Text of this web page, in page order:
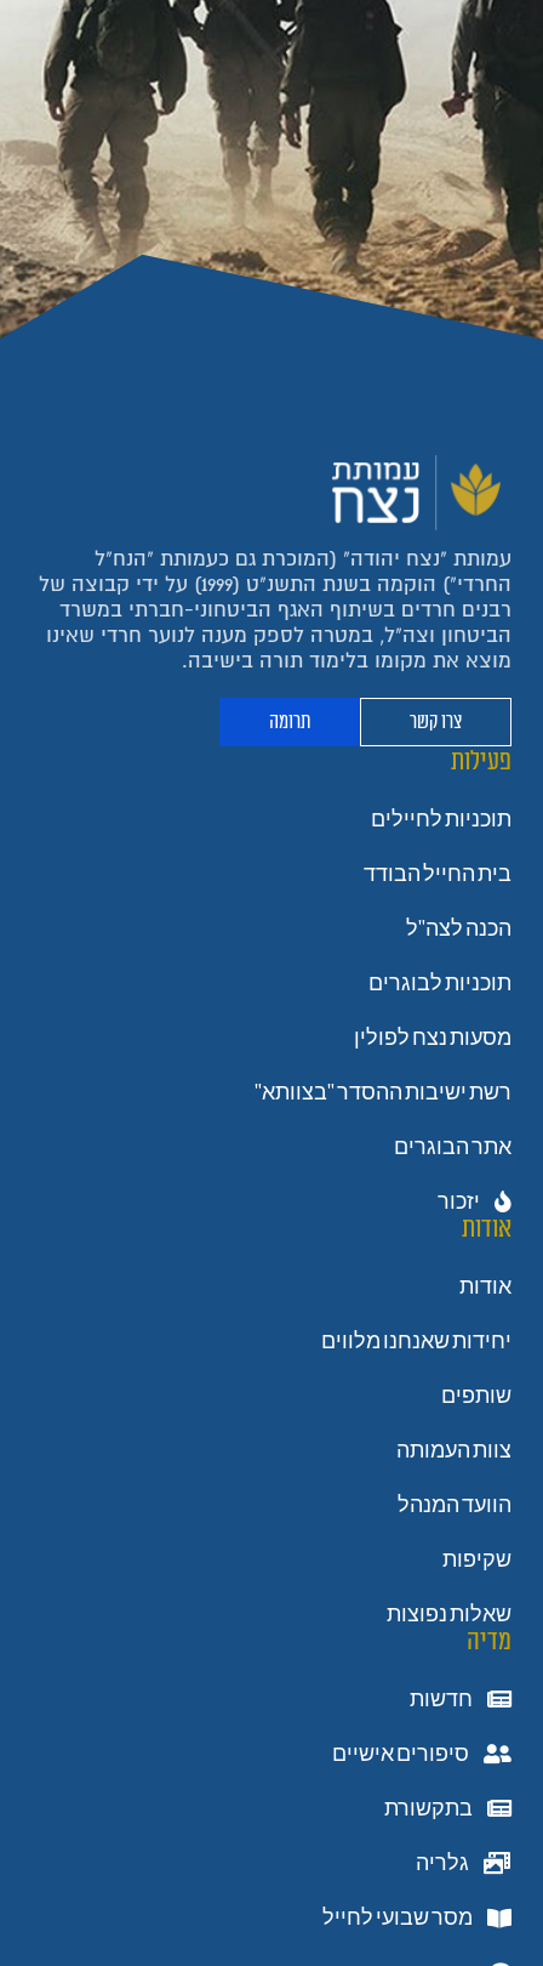
עמותת "נצח יהודה" (המוכרת גם כעמותת "הנח"ל
החרדי") הוקמה בשנת התשנ"ט (1999) על ידי קבוצה של
רבנים חרדים בשיתוף האגף הביטחוני-חברתי במשרד
הביטחון וצה"ל, במטרה לספק מענה לנוער חרדי שאינו
מוצא את מקומו בלימוד תורה בישיבה.
צרו קשר תרומה
פעילות
תוכניות לחיילים
בית החייל הבודד
הכנה לצה"ל
תוכניות לבוגרים
מסעות נצח לפולין
רשת ישיבות ההסדר "בצוותא"
אתר הבוגרים
יזכור
אודות
אודות
יחידות שאנחנו מלווים
שותפים
צוות העמותה
הוועד המנהל
שקיפות
שאלות נפוצות
מדיה
חדשות
סיפורים אישיים
בתקשורת
גלריה
מסר שבועי לחייל